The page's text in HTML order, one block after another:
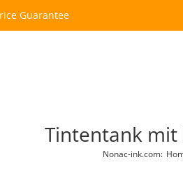
Guarantee
Tintentank mit
Nonac-ink.com: